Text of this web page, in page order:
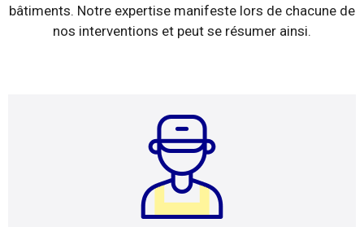
bâtiments. Notre expertise manifeste lors de chacune de
nos interventions et peut se résumer ainsi.